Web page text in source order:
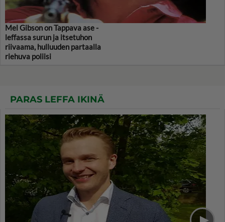
Mel Gibson on Tappava ase -
leffassa surun ja itsetuhon
riivaama, hulluuden partaalla
riehuva poliisi
PARAS LEFFA IKINÄ